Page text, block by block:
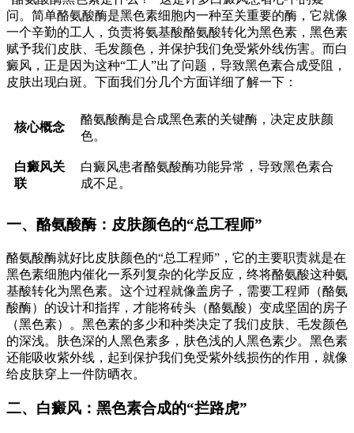
问。简单酪氨酸酶是黑色素细胞内一种至关重要的酶，它就像
一个辛勤的工人，负责将氨基酸酪氨酸转化为黑色素，黑色素
赋予我们皮肤、毛发颜色，并保护我们免受紫外线伤害。而白
癜风，正是因为这种“工人”出了问题，导致黑色素合成受阻，
皮肤出现白斑。下面我们分几个方面详细了解一下：
核心概念
酪氨酸酶是合成黑色素的关键酶，决定皮肤颜
色。
白癜风关
联
白癜风患者酪氨酸酶功能异常，导致黑色素合
成不足。
一、酪氨酸酶：皮肤颜色的“总工程师”
酪氨酸酶就好比皮肤颜色的“总工程师”，它的主要职责就是在
黑色素细胞内催化一系列复杂的化学反应，终将酪氨酸这种氨
基酸转化为黑色素。这个过程就像盖房子，需要工程师（酪氨
酸酶）的设计和指挥，才能将砖头（酪氨酸）变成坚固的房子
（黑色素）。黑色素的多少和种类决定了我们皮肤、毛发颜色
的深浅。肤色深的人黑色素多，肤色浅的人黑色素少。黑色素
还能吸收紫外线，起到保护我们免受紫外线损伤的作用，就像
给皮肤穿上一件防晒衣。
二、白癜风：黑色素合成的“拦路虎”